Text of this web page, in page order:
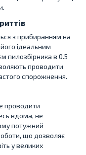
з прибиранням на
ідеальним
пилозбірника в 0.5
проводити
спорожнення.
проводити
вдома, не
потужний
що дозволяє
у великих